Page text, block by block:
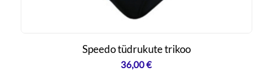
Speedo tüdrukute trikoo
36,00€